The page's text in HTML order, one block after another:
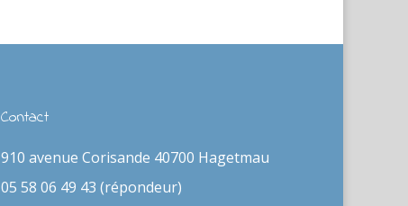
Contact
910 avenue Corisande 40700 Hagetmau
05 58 06 49 43 (répondeur)